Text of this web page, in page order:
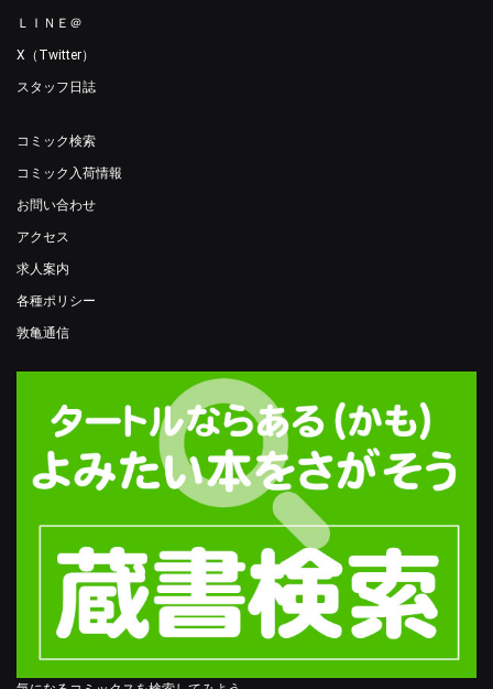
ＬＩＮＥ＠
X（Twitter）
スタッフ日誌
コミック検索
コミック入荷情報
お問い合わせ
アクセス
求人案内
各種ポリシー
敦亀通信